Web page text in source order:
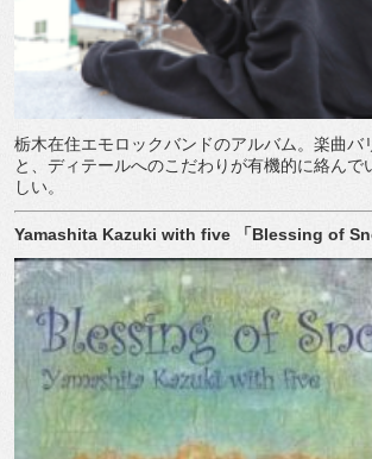
栃木在住エモロックバンドのアルバム。楽曲バ
と、ディテールへのこだわりが有機的に絡んで
しい。
Yamashita Kazuki with five 「Blessing of